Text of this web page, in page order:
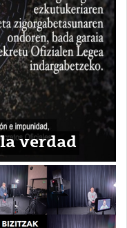
verdad